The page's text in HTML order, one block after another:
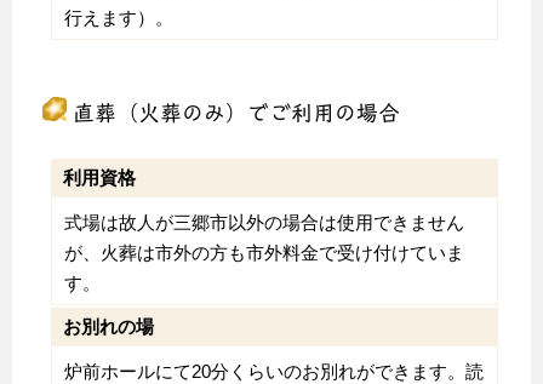
行えます）。
直葬（火葬のみ）でご利用の場合
利用資格
式場は故人が三郷市以外の場合は使用できません
が、火葬は市外の方も市外料金で受け付けていま
す。
お別れの場
炉前ホールにて20分くらいのお別れができます。読